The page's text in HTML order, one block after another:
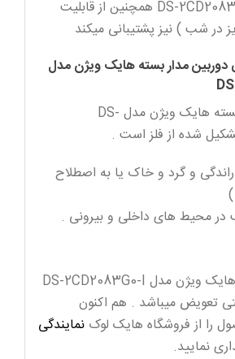
دوربین مدل DS-2CD2083G0-I همچنین از قابلیت
مدار بسته هایک ویژن مدل
بدنه دوربین مداربسته هایک ویژن مدل DS-
و گرد و خاک یا به اصطلاح
محیط های داخلی و بیرونی .
دوربین مداربسته هایک ویژن مدل DS-2CD2083G0-I
گارانتی تعویض میباشد . هم اکنون
را از فروشگاه هایک لوک نمایندگی
نمایید.